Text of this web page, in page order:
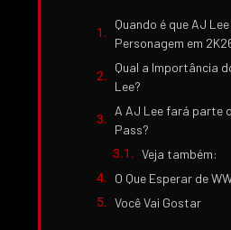
Quando é que AJ
Personagem em
Qual a Importância
Lee?
A AJ Lee fará parte
Pass?
Veja também:
O Que Esperar de
Você Vai Gostar